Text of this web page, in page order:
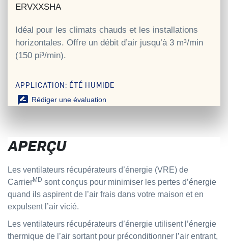
ERVXXSHA
Idéal pour les climats chauds et les installations
horizontales. Offre un débit d’air jusqu’à 3 m³/min
(150 pi³/min).
APPLICATION: ÉTÉ HUMIDE
rate_review Rédiger une évaluation
APERÇU
Les ventilateurs récupérateurs d’énergie (VRE) de
CarrierMD sont conçus pour minimiser les pertes d’énergie
quand ils aspirent de l’air frais dans votre maison et en
expulsent l’air vicié.
Les ventilateurs récupérateurs d’énergie utilisent l’énergie
thermique de l’air sortant pour préconditionner l’air entrant,